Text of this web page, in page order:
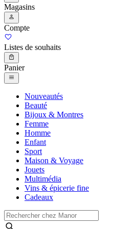
Magasins
Compte
Listes de souhaits
Panier
Nouveautés
Beauté
Bijoux & Montres
Femme
Homme
Enfant
Sport
Maison & Voyage
Jouets
Multimédia
Vins & épicerie fine
Cadeaux